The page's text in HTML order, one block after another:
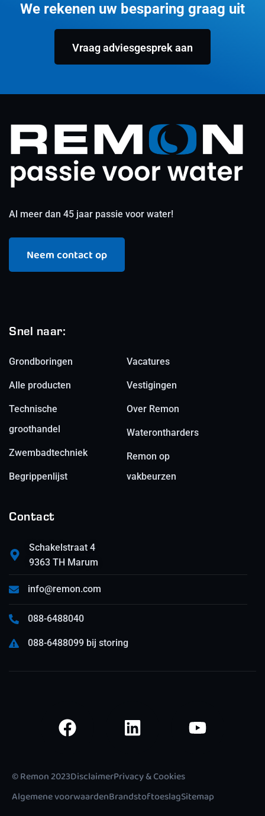
We rekenen uw besparing graag uit
Vraag adviesgesprek aan
Al meer dan 45 jaar passie voor water!
Neem contact op
Snel naar:
Grondboringen
Alle producten
Technische
groothandel
Zwembadtechniek
Begrippenlijst
Vacatures
Vestigingen
Over Remon
Waterontharders
Remon op
vakbeurzen
Contact
Schakelstraat 4
9363 TH Marum
info@remon.com
088-6488040
088-6488099 bij storing
© Remon 2023DisclaimerPrivacy & Cookies
Algemene voorwaardenBrandstoftoeslagSitemap